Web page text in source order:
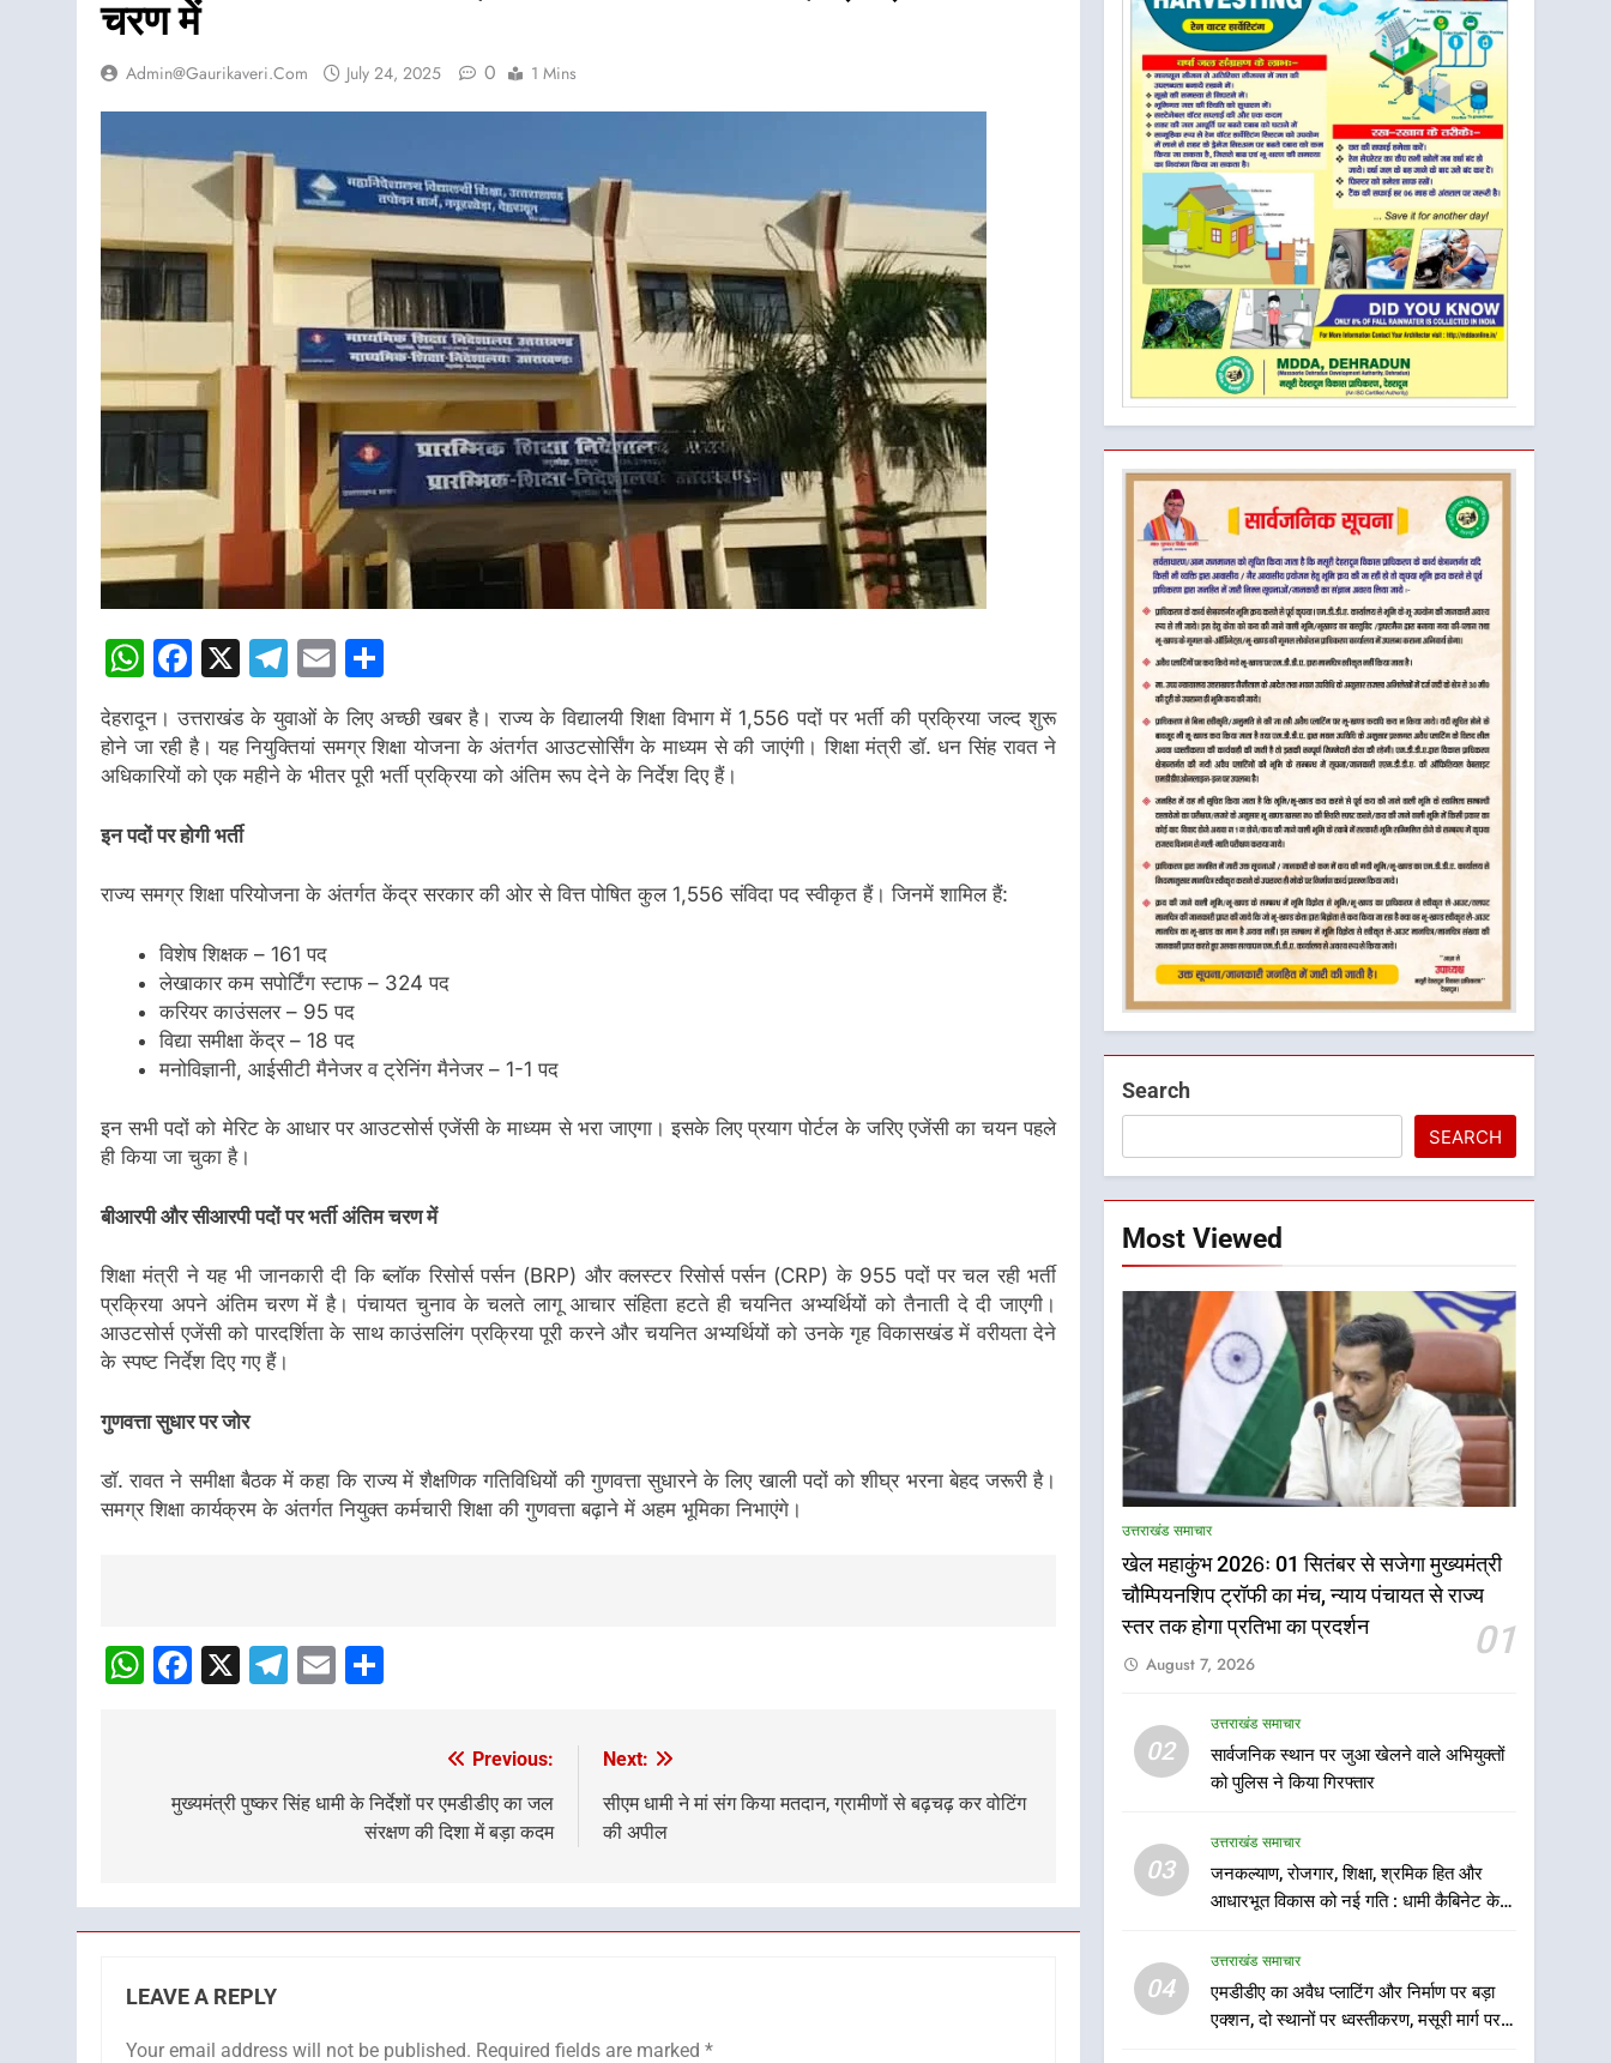
चरण में
Admin@gaurikaveri.com July 24, 2025 0 1 Mins
WhatsApp
Facebook
X Telegram
Email
देहरादून। उत्तराखंड के युवाओं के लिए अच्छी खबर है। राज्य के विद्यालयी शिक्षा विभाग में 1,556 पदों पर भर्ती की प्रक्रिया जल्द शुरू
होने जा रही है। यह नियुक्तियांसमग्र शिक्षा योजनाके अंतर्गत आउटसोर्सिंग के माध्यम सेकी जाएंगी। शिक्षा मंत्रीडॉ. धन सिंह रावतने
अधिकारियों को एक महीने के भीतर पूरी भर्ती प्रक्रिया को अंतिम रूप देने के निर्देश दिए हैं।
इन पदों पर होगी भर्ती
राज्य समग्र शिक्षा परियोजना के अंतर्गत केंद्र सरकार की ओर सेवित्तपोषित कुल 1,556 संविदा पद स्वीकृत हैं। जिनमें शामिल हैं:
विशेष शिक्षक– 161 पद
लेखाकार कम सपोर्टिंग स्टाफ– 324 पद
करियर काउंसलर– 95 पद
विद्या समीक्षा केंद्र– 18 पद
मनोविज्ञानी, आईसीटी मैनेजर व ट्रेनिंग मैनेजर– 1-1 पद
इन सभी पदों कोमेरिट के आधारपर आउटसोर्स एजेंसी के माध्यम से भरा जाएगा। इसके लिए प्रयाग पोर्टल के जरिए एजेंसी का चयन पहले
ही किया जा चुका है।
बीआरपी और सीआरपी पदों पर भर्ती अंतिम चरण में
शिक्षा मंत्री ने यह भी जानकारी दी किब्लॉक रिसोर्स पर्सन (BRP) औरक्लस्टर रिसोर्स पर्सन (CRP) के 955 पदोंपर चल रही भर्ती
प्रक्रिया अपने अंतिम चरण में है। पंचायत चुनाव के चलते लागू आचार संहिता हटते ही चयनित अभ्यर्थियों को तैनाती दे दी जाएगी।
आउटसोर्स एजेंसी को पारदर्शिता के साथ काउंसलिंग प्रक्रिया पूरी करने और चयनित अभ्यर्थियों कोउनके गृह विकासखंडमें वरीयता देने
के स्पष्ट निर्देश दिए गए हैं।
गुणवत्ता सुधार पर जोर
डॉ. रावत ने समीक्षा बैठक में कहा कि राज्य में शैक्षणिक गतिविधियों की गुणवत्ता सुधारने के लिए खाली पदों को शीघ्र भरना बेहद जरूरी है।
समग्र शिक्षा कार्यक्रम के अंतर्गत नियुक्त कर्मचारी शिक्षा की गुणवत्ता बढ़ाने में अहम भूमिका निभाएंगे।
Navigation
WhatsApp
Facebook
X Telegram
Email
navigation
Previous:
मुख्यमंत्री पुष्कर सिंह धामी के निर्देशों पर एमडीडीए का जल
संरक्षण की दिशा में बड़ा कदम
Next:
सीएम धामी ने मां संग किया मतदान, ग्रामीणों से बढ़चढ़ कर वोटिंग
की अपील
LEAVE A REPLY
Your email address will not be published. Required fields are marked *
Search
SEARCH
Most Viewed
उत्तराखंड समाचार
खेल महाकुंभ 2026ः 01 सितंबर से सजेगा मुख्यमंत्री
चौम्पियनशिप ट्रॉफी का मंच, न्याय पंचायत से राज्य
स्तर तक होगा प्रतिभा का प्रदर्शन
01
August 7, 2026
02
उत्तराखंड समाचार
सार्वजनिक स्थान पर जुआ खेलने वाले अभियुक्तों
को पुलिस ने किया गिरफ्तार
03
उत्तराखंड समाचार
जनकल्याण, रोजगार, शिक्षा, श्रमिक हित और
आधारभूत विकास को नई गति : धामी कैबिनेट के
04
उत्तराखंड समाचार
एमडीडीए का अवैध प्लाटिंग और निर्माण पर बड़ा
एक्शन, दो स्थानों पर ध्वस्तीकरण, मसूरी मार्ग पर
5
राष्ट्रीय हथकरघा दिवस पर
मुख्यमंत्री धामी ने उत्कृष्ट बुनकरों
सम्मानित
6
उत्तराखंड कांग्रेस में बड़ा
कार्यकारिणी और समितियों का
गठन
उत्तराखंड समाचार
7
मुख्यमंत्री धामी बोले- युवाओं को